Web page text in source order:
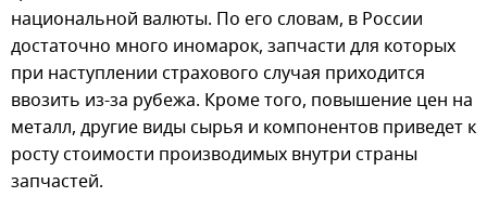
национальной валюты. По его словам, в России
достаточно много иномарок, запчасти для которых
при наступлении страхового случая приходится
ввозить из-за рубежа. Кроме того, повышение цен на
металл, другие виды сырья и компонентов приведет к
росту стоимости производимых внутри страны
запчастей.